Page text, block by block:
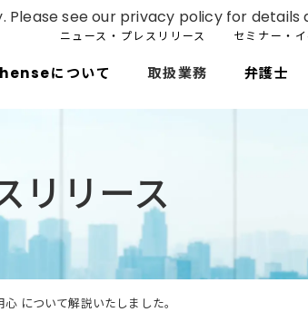
ニュース・プレスリリース セミナー・
について 取扱業務 弁護士
リリース
について解説いたしました。
see our privacy policy for details